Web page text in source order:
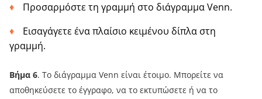
Προσαρμόστε τη γραμμή στο διάγραμμα Venn.
Εισαγάγετε ένα πλαίσιο κειμένου δίπλα στη
γραμμή.
Βήμα 6. Το διάγραμμα Venn είναι έτοιμο. Μπορείτε να
αποθηκεύσετε το έγγραφο, να το εκτυπώσετε ή να το